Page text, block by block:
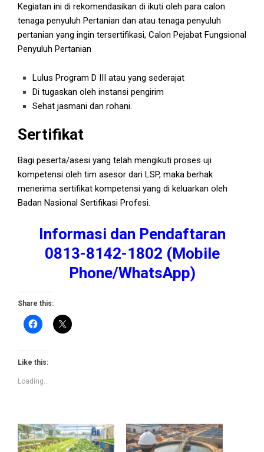
Kegiatan ini di rekomendasikan di ikuti oleh para calon
tenaga penyuluh Pertanian dan atau tenaga penyuluh
pertanian yang ingin tersertifikasi, Calon Pejabat Fungsional
Penyuluh Pertanian
Lulus Program D III atau yang sederajat
Di tugaskan oleh instansi pengirim
Sehat jasmani dan rohani.
Sertifikat
Bagi peserta/asesi yang telah mengikuti proses uji
kompetensi oleh tim asesor dari LSP, maka berhak
menerima sertifikat kompetensi yang di keluarkan oleh
Badan Nasional Sertifikasi Profesi.
Informasi dan Pendaftaran
0813-8142-1802 (Mobile
Phone/WhatsApp)
Share this:
Like this:
Loading...